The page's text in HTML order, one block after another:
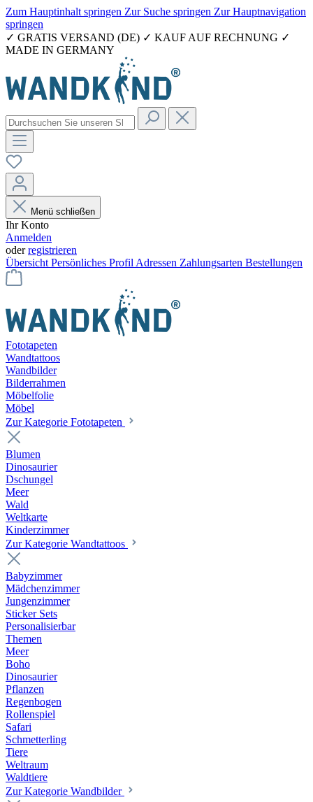
Zum Hauptinhalt springen Zur Suche springen Zur Hauptnavigation
springen
✓ GRATIS VERSAND (DE) ✓ KAUF AUF RECHNUNG ✓
MADE IN GERMANY
Menü schließen
Ihr Konto
Anmelden
oderregistrieren
Übersicht Persönliches Profil Adressen Zahlungsarten Bestellungen
Fototapeten
Wandtattoos
Wandbilder
Bilderrahmen
Möbelfolie
Möbel
Zur Kategorie Fototapeten
Blumen
Dinosaurier
Dschungel
Meer
Wald
Weltkarte
Kinderzimmer
Zur Kategorie Wandtattoos
Babyzimmer
Mädchenzimmer
Jungenzimmer
Sticker Sets
Personalisierbar
Themen
Meer
Boho
Dinosaurier
Pflanzen
Regenbogen
Rollenspiel
Safari
Schmetterling
Tiere
Weltraum
Waldtiere
Zur Kategorie Wandbilder